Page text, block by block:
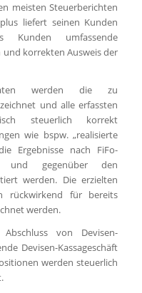
meisten Steuerberichten
liefert seinen Kunden
umfassende
korrekten Ausweis der
werden die zu
und alle erfassten
steuerlich korrekt
wie bspw. „realisierte
Ergebnisse nach FiFo-
und gegenüber den
werden. Die erzielten
rückwirkend für bereits
werden.
von Devisen-
Devisen-Kassageschäft
werden steuerlich